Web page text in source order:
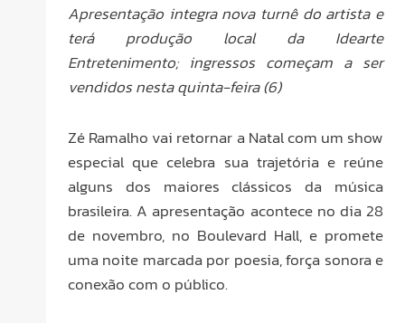
Apresentação integra nova turnê do artista e
terá produção local da Idearte
Entretenimento; ingressos começam a ser
vendidos nesta quinta-feira (6)
Zé Ramalho vai retornar a Natal com um show
especial que celebra sua trajetória e reúne
alguns dos maiores clássicos da música
brasileira. A apresentação acontece no dia 28
de novembro, no Boulevard Hall, e promete
uma noite marcada por poesia, força sonora e
conexão com o público.